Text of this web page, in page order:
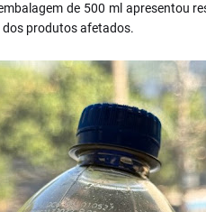
de 500 ml apresentou
produtos afetados.